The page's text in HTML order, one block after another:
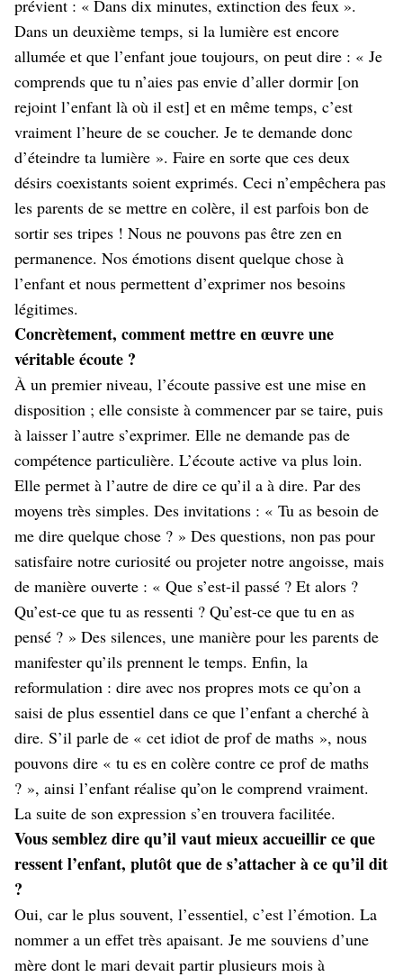
prévient : « Dans dix minutes, extinction des feux ».
Dans un deuxième temps, si la lumière est encore
allumée et que l’enfant joue toujours, on peut dire : « Je
comprends que tu n’aies pas envie d’aller dormir [on
rejoint l’enfant là où il est] et en même temps, c’est
vraiment l’heure de se coucher. Je te demande donc
d’éteindre ta lumière ». Faire en sorte que ces deux
désirs coexistants soient exprimés. Ceci n’empêchera pas
les parents de se mettre en colère, il est parfois bon de
sortir ses tripes ! Nous ne pouvons pas être zen en
permanence. Nos émotions disent quelque chose à
l’enfant et nous permettent d’exprimer nos besoins
légitimes.
Concrètement, comment mettre en œuvre une
véritable écoute ?
À un premier niveau, l’écoute passive est une mise en
disposition ; elle consiste à commencer par se taire, puis
à laisser l’autre s’exprimer. Elle ne demande pas de
compétence particulière. L’écoute active va plus loin.
Elle permet à l’autre de dire ce qu’il a à dire. Par des
moyens très simples. Des invitations : « Tu as besoin de
me dire quelque chose ? » Des questions, non pas pour
satisfaire notre curiosité ou projeter notre angoisse, mais
de manière ouverte : « Que s’est-il passé ? Et alors ?
Qu’est-ce que tu as ressenti ? Qu’est-ce que tu en as
pensé ? » Des silences, une manière pour les parents de
manifester qu’ils prennent le temps. Enfin, la
reformulation : dire avec nos propres mots ce qu’on a
saisi de plus essentiel dans ce que l’enfant a cherché à
dire. S’il parle de « cet idiot de prof de maths », nous
pouvons dire « tu es en colère contre ce prof de maths
? », ainsi l’enfant réalise qu’on le comprend vraiment.
La suite de son expression s’en trouvera facilitée.
Vous semblez dire qu’il vaut mieux accueillir ce que
ressent l’enfant, plutôt que de s’attacher à ce qu’il dit
?
Oui, car le plus souvent, l’essentiel, c’est l’émotion. La
nommer a un effet très apaisant. Je me souviens d’une
mère dont le mari devait partir plusieurs mois à